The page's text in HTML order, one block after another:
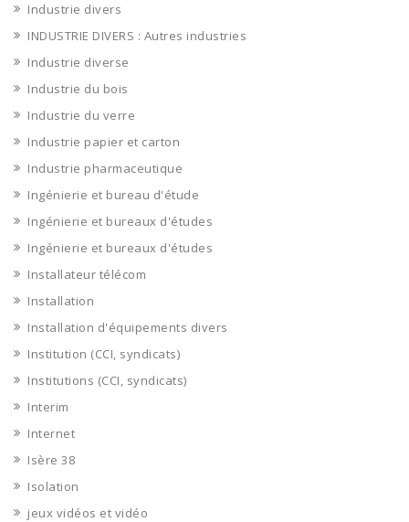
Industrie divers
INDUSTRIE DIVERS : Autres industries
Industrie diverse
Industrie du bois
Industrie du verre
Industrie papier et carton
Industrie pharmaceutique
Ingénierie et bureau d'étude
Ingénierie et bureaux d'études
Ingénierie et bureaux d'études
Installateur télécom
Installation
Installation d'équipements divers
Institution (CCI, syndicats)
Institutions (CCI, syndicats)
Interim
Internet
Isère 38
Isolation
jeux vidéos et vidéo